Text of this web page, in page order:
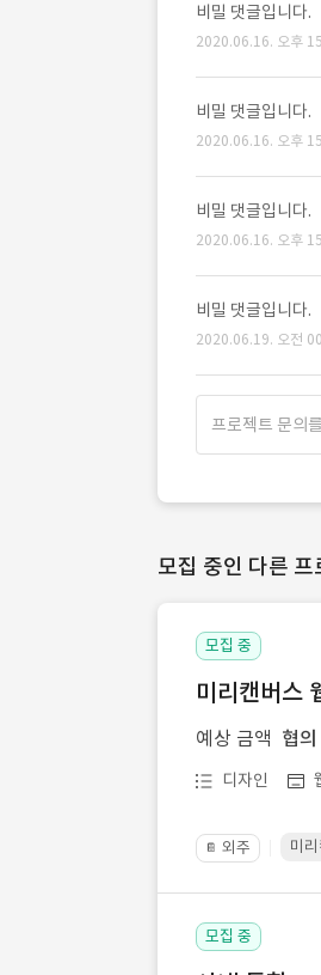
비밀 댓글입니다.
2020.06.16. 오후
비밀 댓글입니다.
2020.06.16. 오후
비밀 댓글입니다.
2020.06.16. 오후
비밀 댓글입니다.
2020.06.19. 오전
프로젝트 문의
모집 중인 다른 프
모집 중
미리캔버스
예상 금액 협
디자인
📔 외주 미
모집 중